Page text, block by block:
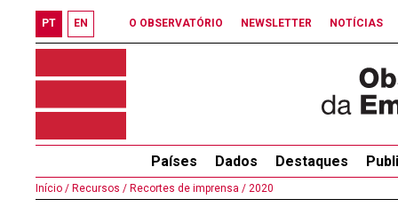
PT EN O OBSERVATÓRIO NEWSLETTER NOTÍCIAS
Países Dados Destaques
Início / Recursos / Recortes de imprensa / 2020